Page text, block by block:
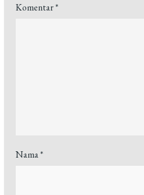
Komentar*
Nama*